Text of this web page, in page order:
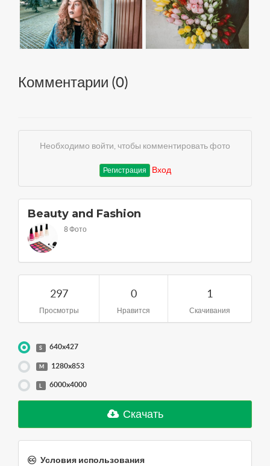
Комментарии (0)
Необходимо войти, чтобы комментировать фото
Регистрация Вход
Beauty and Fashion
8 Фото
297
Просмотры
0
Нравится
1
Скачивания
S 640x427
M 1280x853
L 6000x4000
Скачать
Условия использования